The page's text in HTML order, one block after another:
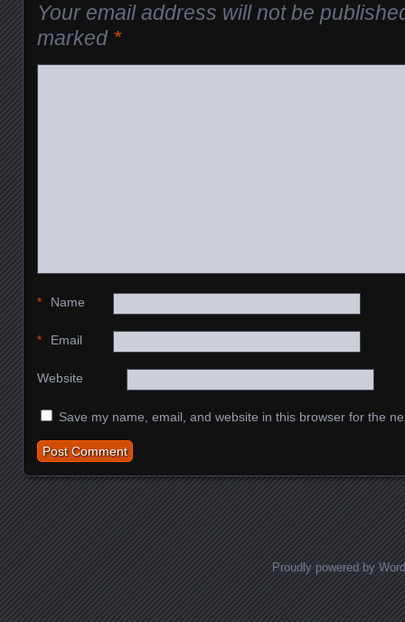
Your email address will not be
marked *
Name
*
Email
*
Website
Save my name, email, and website in this browser for the
Proudly powered by